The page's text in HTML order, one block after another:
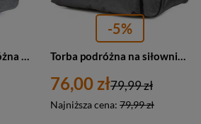
-5%
76,00 zł
Najniższa cena: 79,99 zł
79,99 zł